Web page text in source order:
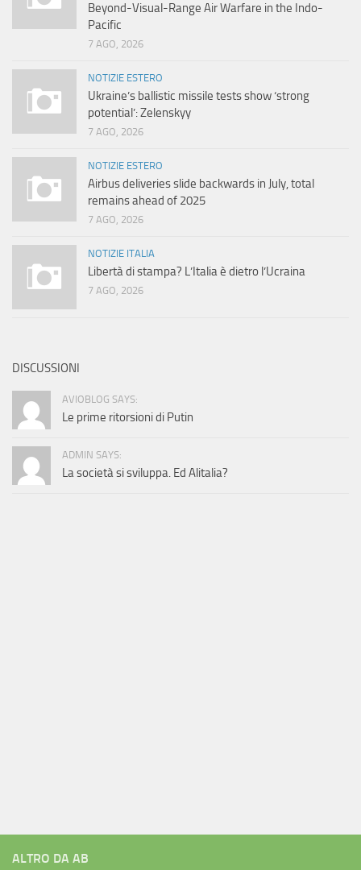
Beyond-Visual-Range Air Warfare in the Indo-
Pacific
7 AGO, 2026
NOTIZIE ESTERO
Ukraine’s ballistic missile tests show ‘strong
potential’: Zelenskyy
7 AGO, 2026
NOTIZIE ESTERO
Airbus deliveries slide backwards in July, total
remains ahead of 2025
7 AGO, 2026
NOTIZIE ITALIA
Libertà di stampa? L’Italia è dietro l’Ucraina
7 AGO, 2026
DISCUSSIONI
AVIOBLOG SAYS:
Le prime ritorsioni di Putin
ADMIN SAYS:
La società si sviluppa. Ed Alitalia?
ALTRO DA AB